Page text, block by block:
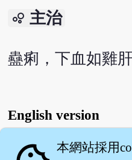
bubble_chart 主治
蠱痢，下血如雞肝
English version
本網站採用